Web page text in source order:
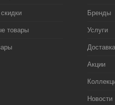
товары
Бренды
Услуги
Доставка
Акции
Новости